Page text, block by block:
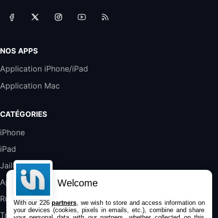
Harman Kardon SoundSticks 5 Haut-Parleur
289,47€
Galaxy S25 FE 6,7\" 5G Nano SIM 128 Go
Blanc
357,4€
Jeu FIFA 20 sur PC (code à télécharger)
45,98€57,99€Rue Du Commerce (Vendeur Tiers)
NOS APPS
Application iPhone/iPad
Application Mac
CATÉGORIES
iPhone
iPad
Jailbreak
Applications
Rumeurs
Trucs & astuces
Welcome
With our 226partners , we wish to store and access information on
your devices (cookies, pixels in emails, etc.), combine and share